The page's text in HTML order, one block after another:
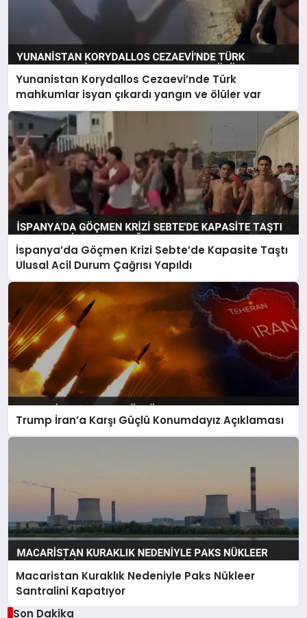
Yunanistan Korydallos Cezaevi’nde Türk
mahkumlar isyan çıkardı yangın ve ölüler var
İspanya’da Göçmen Krizi Sebte’de Kapasite Taştı
Ulusal Acil Durum Çağrısı Yapıldı
Trump İran’a Karşı Güçlü Konumdayız Açıklaması
Macaristan Kuraklık Nedeniyle Paks Nükleer
Santralini Kapatıyor
Son Dakika